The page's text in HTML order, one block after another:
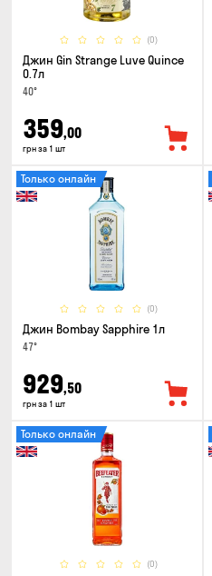
(0)
Джин Gin Strange Luve Quince
0.7л
40°
359,00
грн за 1 шт
(0)
Только онлайн
Джин Bombay Sapphire 1л
47°
929,50
грн за 1 шт
(0)
Только онлайн